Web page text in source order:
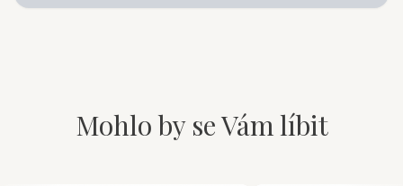
Mohlo by se Vám líbit